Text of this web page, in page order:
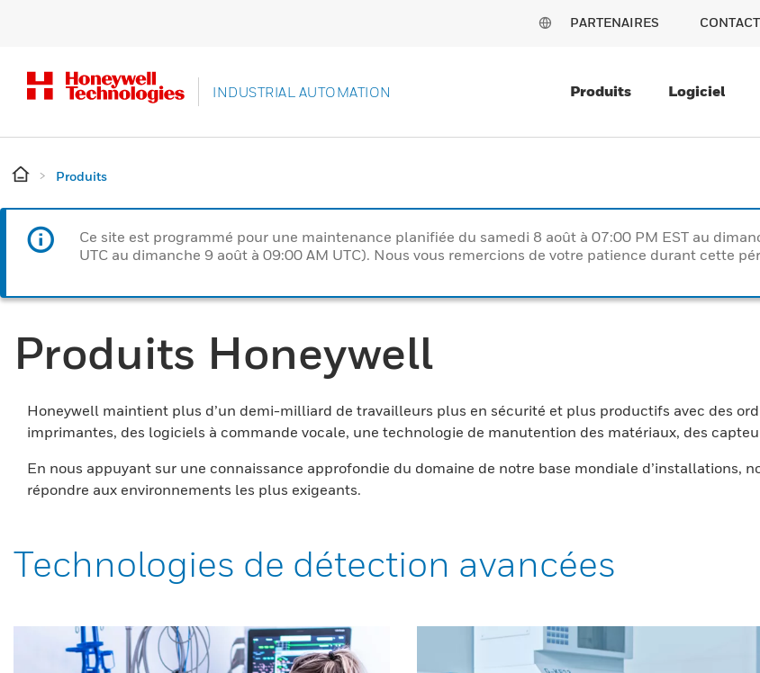
PARTENAIRES
INDUSTRIAL AUTOMATION Produits Logiciel
Produits
Ce site est programmé pour une maintenance planifiée du samedi 8 août à 07:00 PM EST au
UTC au dimanche 9 août à 09:00 AM UTC). Nous vous remercions de votre patience durant cette
Produits Honeywell
Honeywell maintient plus d’un demi-milliard de travailleurs plus en sécurité et plus productifs avec des
imprimantes, des logiciels à commande vocale, une technologie de manutention des matériaux, des
En nous appuyant sur une connaissance approfondie du domaine de notre base mondiale d’installations,
répondre aux environnements les plus exigeants.
Technologies de détection avancées